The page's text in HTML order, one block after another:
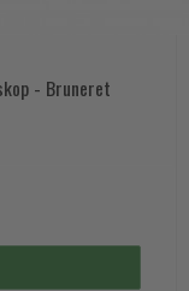
- Bruneret